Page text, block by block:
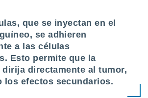
que se inyectan en el
se adhieren
a las células
Esto permite que la
directamente al tumor,
los efectos secundarios.